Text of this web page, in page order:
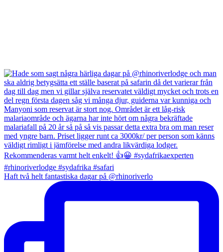
Haft två helt fantastiska dagar på @rhinoriverlo